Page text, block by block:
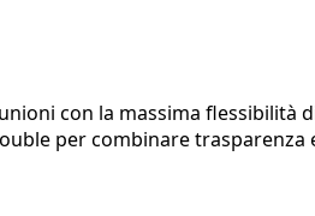
con la massima flessibilità
per combinare trasparenza